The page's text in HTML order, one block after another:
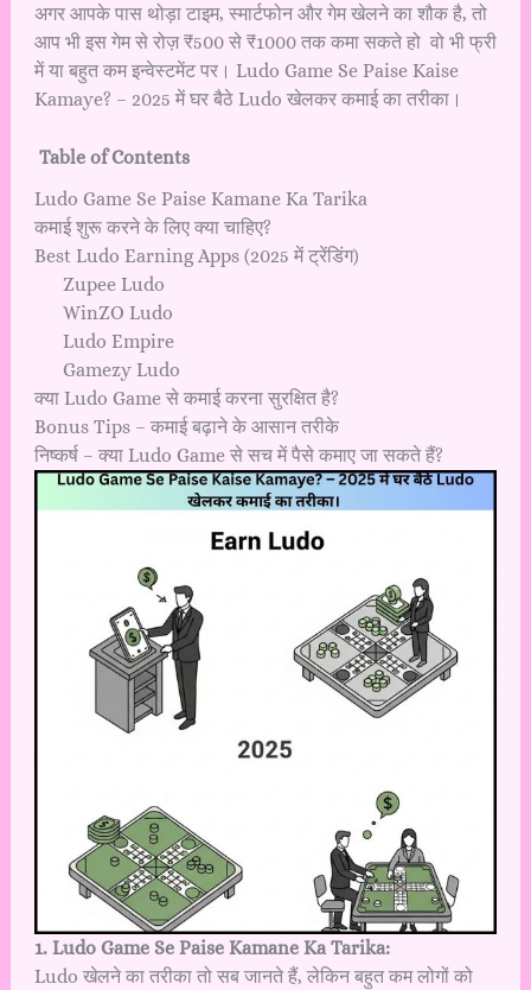
अगर आपके पास थोड़ा टाइम, स्मार्टफोन और गेम खेलने का शौक है, तो
आप भी इस गेम से रोज़ ₹500 से ₹1000 तक कमा सकते हो वो भी फ्री
में या बहुत कम इन्वेस्टमेंट पर। Ludo Game Se Paise Kaise
Kamaye? – 2025 में घर बैठे Ludo खेलकर कमाई का तरीका।
Table of Contents
Ludo Game Se Paise Kamane Ka Tarika
कमाई शुरू करने के लिए क्या चाहिए?
Best Ludo Earning Apps (2025 में ट्रेंडिंग)
Zupee Ludo
WinZO Ludo
Ludo Empire
Gamezy Ludo
क्या Ludo Game से कमाई करना सुरक्षित है?
Bonus Tips – कमाई बढ़ाने के आसान तरीके
निष्कर्ष – क्या Ludo Game से सच में पैसे कमाए जा सकते हैं?
1. Ludo Game Se Paise Kamane Ka Tarika:
Ludo खेलने का तरीका तो सब जानते हैं, लेकिन बहुत कम लोगों को